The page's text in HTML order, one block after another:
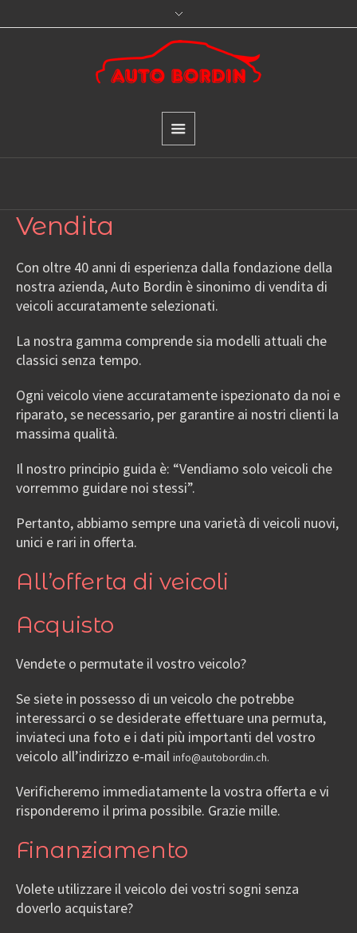
Vendita
Con oltre 40 anni di esperienza dalla fondazione della
nostra azienda, Auto Bordin è sinonimo di vendita di
veicoli accuratamente selezionati.
La nostra gamma comprende sia modelli attuali che
classici senza tempo.
Ogni veicolo viene accuratamente ispezionato da noi e
riparato, se necessario, per garantire ai nostri clienti la
massima qualità.
Il nostro principio guida è: “Vendiamo solo veicoli che
vorremmo guidare noi stessi”.
Pertanto, abbiamo sempre una varietà di veicoli nuovi,
unici e rari in offerta.
All’offerta di veicoli
Acquisto
Vendete o permutate il vostro veicolo?
Se siete in possesso di un veicolo che potrebbe
interessarci o se desiderate effettuare una permuta,
inviateci una foto e i dati più importanti del vostro
veicolo all’indirizzo e-mailinfo@autobordin.ch.
Verificheremo immediatamente la vostra offerta e vi
risponderemo il prima possibile. Grazie mille.
Finanziamento
Volete utilizzare il veicolo dei vostri sogni senza
doverlo acquistare?